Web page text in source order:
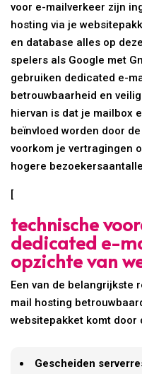
voor e-mailverkeer zijn
hosting via je
en database alles op
spelers als Google met
gebruiken dedicated e-
betrouwbaarheid en
hiervan is dat je mailbox
beïnvloed worden door
voorkom je vertragingen
hogere
[
technische
dedicated e-
opzichte van
Een van de belangrijkste
mail hosting
websitepakket komt
Gescheiden